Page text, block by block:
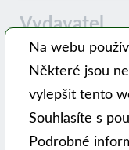
Vydavatel
Časopis MODERNÍ
Pracovní společnost
Hlavní 99, 753 56
Na webu
Některé jsou
vylepšit tento
Souhlasíte s
Podrobné